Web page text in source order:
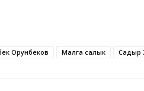
Орунбеков Малга салык Садыр